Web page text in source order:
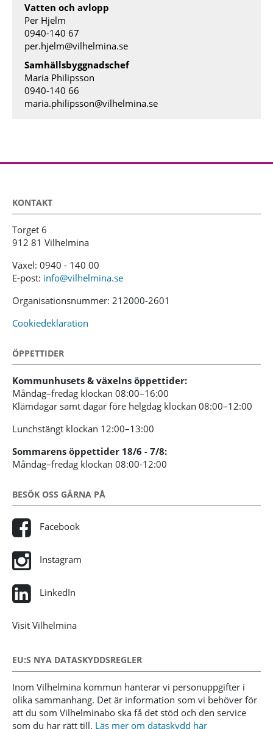
Vatten och avlopp
Per Hjelm
0940-140 67
per.hjelm@vilhelmina.se
Samhällsbyggnadschef
Maria Philipsson
0940-140 66
maria.philipsson@vilhelmina.se
KONTAKT
Torget 6
912 81 Vilhelmina
Växel: 0940 - 140 00
E-post: info@vilhelmina.se
Organisationsnummer: 212000-2601
Cookiedeklaration
ÖPPETTIDER
Kommunhusets & växelns öppettider:
Måndag–fredag klockan 08:00–16:00
Klämdagar samt dagar före helgdag klockan 08:00–12:00
Lunchstängt klockan 12:00–13:00
Sommarens öppettider 18/6 - 7/8:
Måndag–fredag klockan 08:00-12:00
BESÖK OSS GÄRNA PÅ
Facebook
Instagram
LinkedIn
Visit Vilhelmina
EU:S NYA DATASKYDDSREGLER
Inom Vilhelmina kommun hanterar vi personuppgifter i
olika sammanhang. Det är information som vi behöver för
att du som Vilhelminabo ska få det stöd och den service
som du har rätt till. Läs mer om dataskydd här